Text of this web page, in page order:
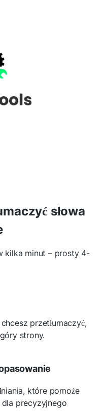
słowa
kilka minut – prosty 4-
przetłumaczyć,
strony.
które pomoże
dla precyzyjnego